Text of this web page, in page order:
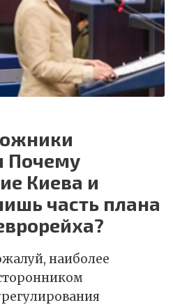
Почему
Киева и
часть плана
наиболее